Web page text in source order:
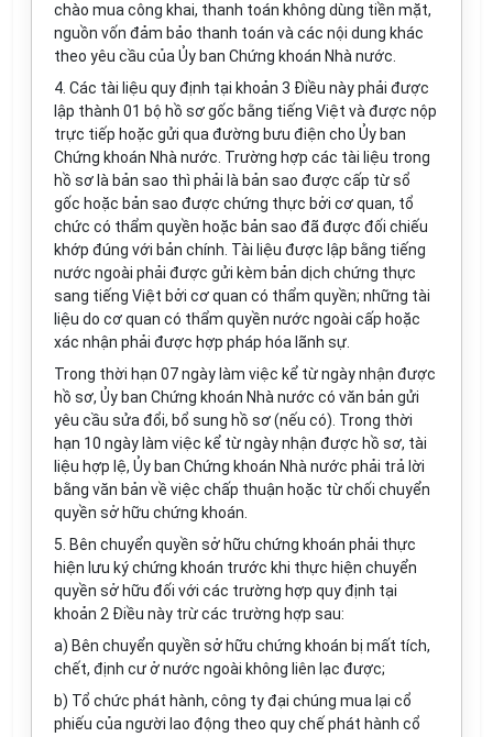
chào mua công khai, thanh toán không dùng tiền mặt,
nguồn vốn đảm bảo thanh toán và các nội dung khác
theo yêu cầu của Ủy ban Chứng khoán Nhà nước.
4. Các tài liệu quy định tại khoản 3 Điều này phải được
lập thành 01 bộ hồ sơ gốc bằng tiếng Việt và được nộp
trực tiếp hoặc gửi qua đường bưu điện cho Ủy ban
Chứng khoán Nhà nước. Trường hợp các tài liệu trong
hồ sơ là bản sao thì phải là bản sao được cấp từ sổ
gốc hoặc bản sao được chứng thực bởi cơ quan, tổ
chức có thẩm quyền hoặc bản sao đã được đối chiếu
khớp đúng với bản chính. Tài liệu được lập bằng tiếng
nước ngoài phải được gửi kèm bản dịch chứng thực
sang tiếng Việt bởi cơ quan có thẩm quyền; những tài
liệu do cơ quan có thẩm quyền nước ngoài cấp hoặc
xác nhận phải được hợp pháp hóa lãnh sự.
Trong thời hạn 07 ngày làm việc kể từ ngày nhận được
hồ sơ, Ủy ban Chứng khoán Nhà nước có văn bản gửi
yêu cầu sửa đổi, bổ sung hồ sơ (nếu có). Trong thời
hạn 10 ngày làm việc kể từ ngày nhận được hồ sơ, tài
liệu hợp lệ, Ủy ban Chứng khoán Nhà nước phải trả lời
bằng văn bản về việc chấp thuận hoặc từ chối chuyển
quyền sở hữu chứng khoán.
5. Bên chuyển quyền sở hữu chứng khoán phải thực
hiện lưu ký chứng khoán trước khi thực hiện chuyển
quyền sở hữu đối với các trường hợp quy định tại
khoản 2 Điều này trừ các trường hợp sau:
a) Bên chuyển quyền sở hữu chứng khoán bị mất tích,
chết, định cư ở nước ngoài không liên lạc được;
b) Tổ chức phát hành, công ty đại chúng mua lại cổ
phiếu của người lao động theo quy chế phát hành cổ